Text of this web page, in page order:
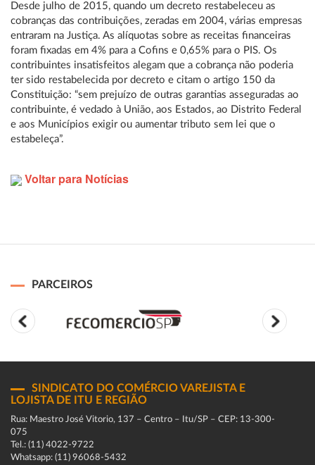
Desde julho de 2015, quando um decreto restabeleceu as
cobranças das contribuições, zeradas em 2004, várias empresas
entraram na Justiça. As alíquotas sobre as receitas financeiras
foram fixadas em 4% para a Cofins e 0,65% para o PIS. Os
contribuintes insatisfeitos alegam que a cobrança não poderia
ter sido restabelecida por decreto e citam o artigo 150 da
Constituição: “sem prejuízo de outras garantias asseguradas ao
contribuinte, é vedado à União, aos Estados, ao Distrito Federal
e aos Municípios exigir ou aumentar tributo sem lei que o
estabeleça”.
Voltar para Notícias
PARCEIROS
SINDICATO DO COMÉRCIO VAREJISTA E
LOJISTA DE ITU E REGIÃO
Rua: Maestro José Vitorio, 137 – Centro – Itu/SP – CEP: 13-300-
075
Tel.: (11) 4022-9722
Whatsapp: (11) 96068-5432